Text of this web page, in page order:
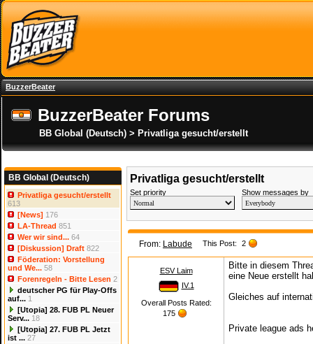
BuzzerBeater
BuzzerBeater Forums
BB Global (Deutsch) > Privatliga gesucht/erstellt
BB Global (Deutsch)
Privatliga gesucht/erstellt
613
[News] 176
LA-Thread 851
Wer wir sind... 64
[Diskussion] Draft 822
Föderation: Vorstellung
und We... 58
Forenregeln - Bitte Lesen 2
deutscher PG für Play-Offs
auf... 1
[Utopia] 28. FUB PL Neuer
Serv... 18
[Utopia] 27. FUB PL Jetzt
ist ... 27
Privatliga gesucht/erstellt
Set priority Show messages by
From: Labude This Post: 2
ESV Laim
IV.1
Overall Posts Rated:
175
Bitte in diesem
eine Neue erstellt
Gleiches auf
Private league ads